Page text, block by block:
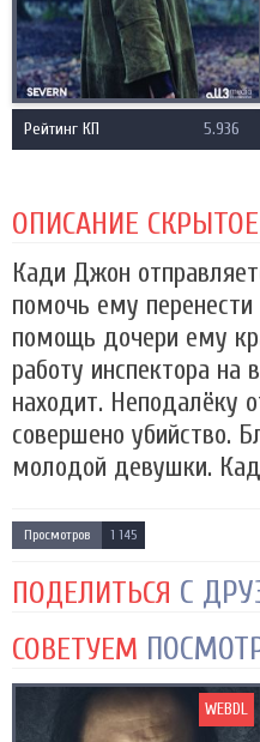
Рейтинг КП 5.936
ОПИСАНИЕ СКРЫТОЕ
Кади Джон
помочь ему
помощь дочери ему
работу инспектора
находит. Неподалёку
совершено убийство.
молодой девушки.
Просмотров 1 145
ПОДЕЛИТЬСЯ С
СОВЕТУЕМ
WEBDL